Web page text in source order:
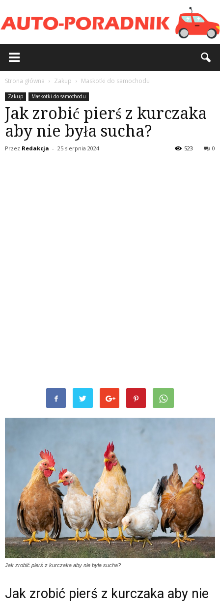
Strona główna Zakup Maskotki do samochodu
Zakup Maskotki do samochodu
Jak zrobić pierś z kurczaka
aby nie była sucha?
Przez Redakcja - 25 sierpnia 2024 0
523
Jak zrobić pierś z kurczaka aby nie była sucha?
Jak zrobić pierś z kurczaka aby nie